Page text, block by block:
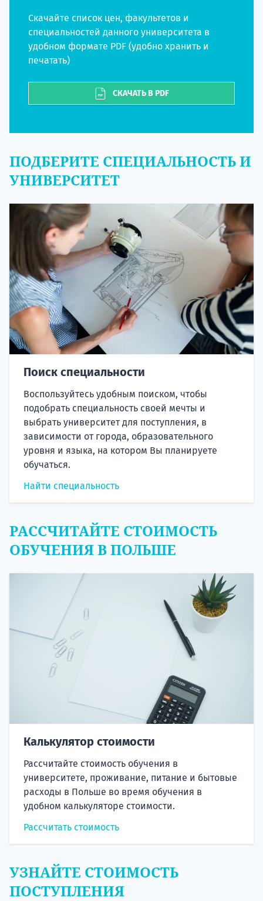
Скачайте список цен, факультетов и
специальностей данного университета в
удобном формате PDF (удобно хранить и
печатать)
СКАЧАТЬ В PDF
ПОДБЕРИТЕ СПЕЦИАЛЬНОСТЬ И
УНИВЕРСИТЕТ
Поиск специальности
Воспользуйтесь удобным поиском, чтобы
подобрать специальность своей мечты и
выбрать университет для поступления, в
зависимости от города, образовательного
уровня и языка, на котором Вы планируете
обучаться.
Найти специальность
РАССЧИТАЙТЕ СТОИМОСТЬ
ОБУЧЕНИЯ В ПОЛЬШЕ
Калькулятор стоимости
Рассчитайте стоимость обучения в
университете, проживание, питание и бытовые
расходы в Польше во время обучения в
удобном калькуляторе стоимости.
Рассчитать стоимость
УЗНАЙТЕ СТОИМОСТЬ
ПОСТУПЛЕНИЯ